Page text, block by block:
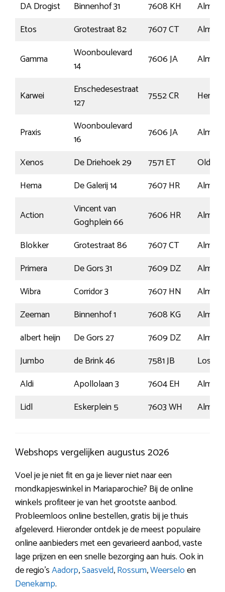
DA Drogist Binnenhof 31 7608 KH
Almelo
Etos
Grotestraat 82 7607 CT
Almelo
Gamma
Woonboulevard
14
7606 JA Almelo
Karwei
Enschedesestraat
127
7552 CR
Praxis
Woonboulevard
16
7606 JA
Almelo
Xenos
De Driehoek 29 7571 ET
Hema
De Galerij 14 7607 HR
Almelo
Action
Vincent van
Goghplein 66
7606 HR
Almelo
Blokker
Grotestraat 86 7607 CT
Almelo
Primera
De Gors 31 7609 DZ
Almelo
Wibra
Corridor 3 7607 HN
Almelo
Zeeman
Binnenhof 1 7608 KG
Almelo
albert heijn
De Gors 27 7609 DZ
Almelo
Jumbo
de Brink 46 7581 JB
Losser
Aldi
Apollolaan 3 7604 EH
Almelo
Lidl
Eskerplein 5 7603 WH Almelo
Webshops vergelijken augustus 2026
Voel je je niet fit en ga je liever niet naar een
mondkapjeswinkel in Mariaparochie? Bij de online
winkels profiteer je van het grootste aanbod.
Probleemloos online bestellen, gratis bij je thuis
afgeleverd. Hieronder ontdek je de meest populaire
online aanbieders met een gevarieerd aanbod, vaste
lage prijzen en een snelle bezorging aan huis. Ook in
de regio’sAadorp,Saasveld,Rossum,Weerseloen
Denekamp.